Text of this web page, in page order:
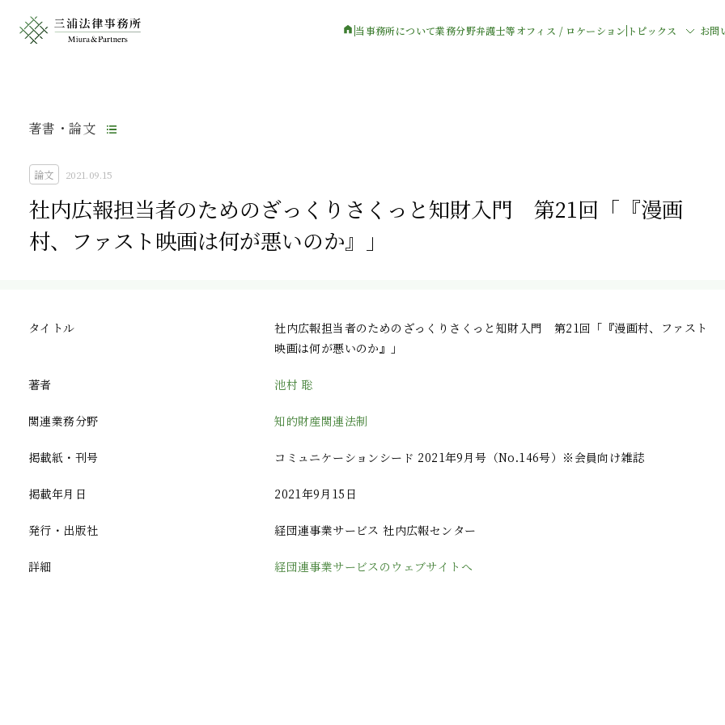
当事務所について業務分野弁護士等オフィス / ロケーション トピックス お問
著書・論文
論文 2021.09.15
社内広報担当者のためのざっくりさくっと知財入門 第21回「『漫画
村、ファスト映画は何が悪いのか』」
タイトル
社内広報担当者のためのざっくりさくっと知財入門 第21回「『漫画村、ファスト
映画は何が悪いのか』」
著者 池村 聡
関連業務分野 知的財産関連法制
掲載紙・刊号 コミュニケーションシード 2021年9月号（No.146号）※会員向け雑誌
掲載年月日 2021年9月15日
発行・出版社 経団連事業サービス 社内広報センター
詳細 経団連事業サービスのウェブサイトへ